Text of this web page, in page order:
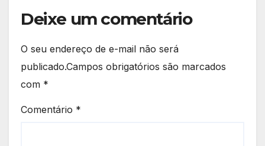
Deixe um comentário
O seu endereço de e-mail não será
publicado.Campos obrigatórios são marcados
com *
Comentário *